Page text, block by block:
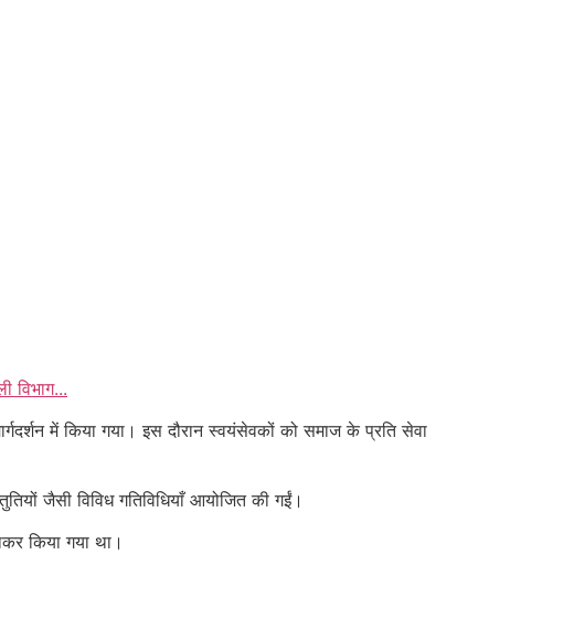
विभाग...
में किया गया। इस दौरान स्वयंसेवकों को समाज के प्रति सेवा
जैसी विविध गतिविधियाँ आयोजित की गईं।
किया गया था।